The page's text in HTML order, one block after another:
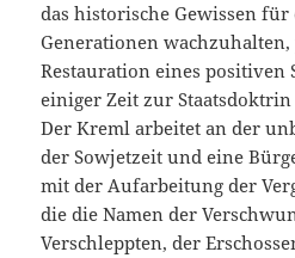
das historische Gewissen für
Generationen
Restauration eines positiven
einiger Zeit zur
Der Kreml arbeitet an der
der Sowjetzeit und eine
mit der Aufarbeitung der
die die Namen der
Verschleppten, der